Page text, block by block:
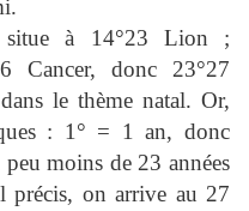
situe à 14°23 Lion ;
Cancer, donc 23°27
le thème natal. Or,
: 1° = 1 an, donc
moins de 23 années
précis, on arrive au 27